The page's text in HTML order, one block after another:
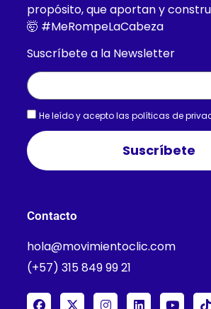
propósito, que aportan y
🤯 #MeRompeLaCabeza
Suscríbete a la Newsletter
He leído y acepto las políticas de
Suscríbete
Contacto
hola@movimientoclic.com
(+57) 315 849 99 21